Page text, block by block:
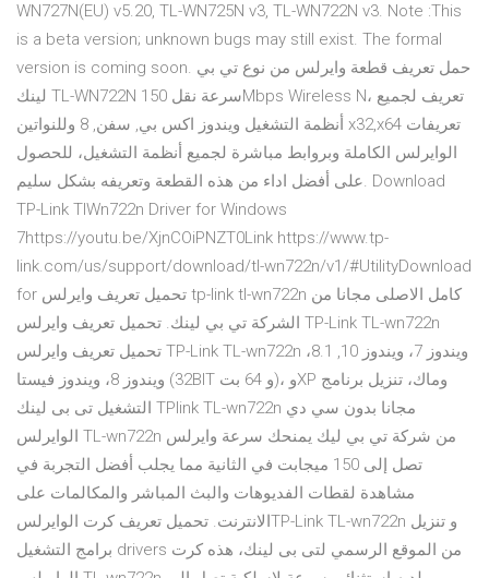
WN727N(EU) v5.20, TL-WN725N v3, TL-WN722N v3. Note :This
is a beta version; unknown bugs may still exist. The formal
version is coming soon. حمل تعريف قطعة وايرلس من نوع تي بي
لينك TL-WN722N سرعة نقل 150Mbps Wireless N، تعريف لجميع
أنظمة التشغيل ويندوز اكس بي, سفن, 8 وللنواتين x32,x64 تعريفات
الوايرلس الكاملة وبروابط مباشرة لجميع أنظمة التشغيل، للحصول
على أفضل اداء من هذه القطعة وتعريفه بشكل سليم. Download
TP-Link TlWn722n Driver for Windows
7https://youtu.be/XjnCOiPNZT0Link https://www.tp-
link.com/us/support/download/tl-wn722n/v1/#UtilityDownload
for تحميل تعريف وايرلس tp-link tl-wn722n كامل الاصلى مجانا من
الشركة تي بي لينك. تحميل تعريف وايرلس TP-Link TL-wn722n
تحميل تعريف وايرلس TP-Link TL-wn722n ويندوز 7، ويندوز 10, 8.1،
ويندوز 8، ويندوز فيستا (32BIT و 64 بت)، وXP وماك، تنزيل برنامج
التشغيل تى بى لينك TPlink TL-wn722n مجانا بدون سي دي
الوايرلس TL-wn722n من شركة تي بي ليك يمنحك سرعة وايرلس
تصل إلى 150 ميجابت في الثانية مما يجلب أفضل التجربة في
مشاهدة لقطات الفديوهات والبث المباشر والمكالمات على
الانترنت. تحميل تعريف كرت الوايرلسTP-Link TL-wn722n و تنزيل
برامج التشغيل drivers من الموقع الرسمي لتى بى لينك، هذه كرت